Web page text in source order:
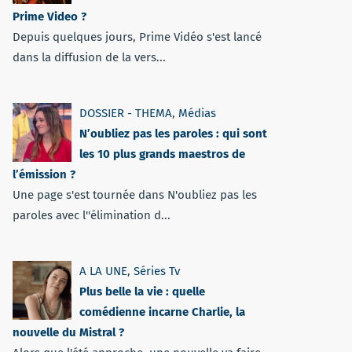
Prime Video ?
Depuis quelques jours, Prime Vidéo s'est lancé
dans la diffusion de la vers...
DOSSIER - THEMA, Médias
N’oubliez pas les paroles : qui sont
les 10 plus grands maestros de
l’émission ?
Une page s'est tournée dans N'oubliez pas les
paroles avec l''élimination d...
A LA UNE, Séries Tv
Plus belle la vie : quelle
comédienne incarne Charlie, la
nouvelle du Mistral ?